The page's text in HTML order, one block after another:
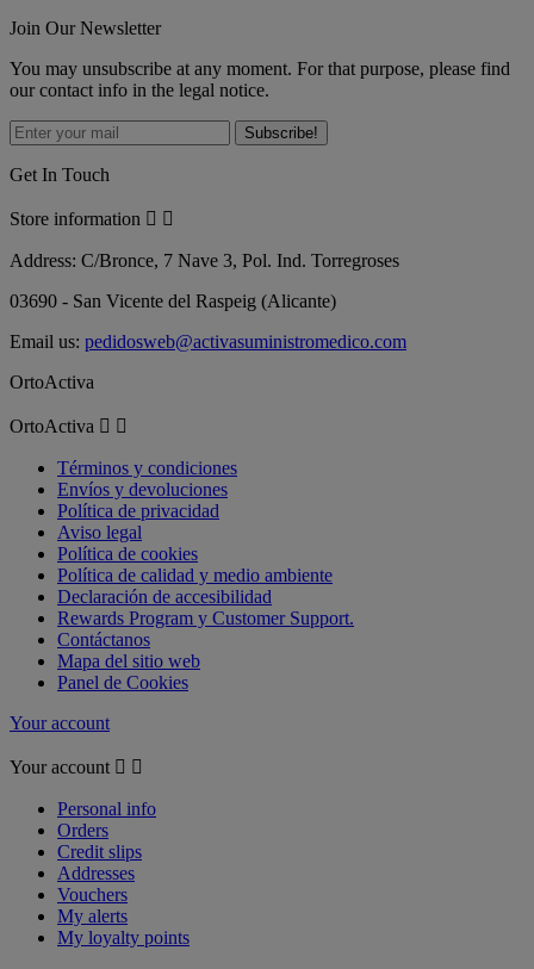
Join Our Newsletter
You may unsubscribe at any moment. For that purpose, please find
our contact info in the legal notice.
Get In Touch
Store information  
Address: C/Bronce, 7 Nave 3, Pol. Ind. Torregroses
03690 - San Vicente del Raspeig (Alicante)
Email us: pedidosweb@activasuministromedico.com
OrtoActiva
OrtoActiva  
Términos y condiciones
Envíos y devoluciones
Política de privacidad
Aviso legal
Política de cookies
Política de calidad y medio ambiente
Declaración de accesibilidad
Rewards Program y Customer Support.
Contáctanos
Mapa del sitio web
Panel de Cookies
Your account
Your account  
Personal info
Orders
Credit slips
Addresses
Vouchers
My alerts
My loyalty points